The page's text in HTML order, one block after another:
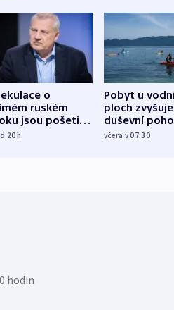
o
ruském
jsou pošetilé,
estonský
20h
Pobyt u
ploch zvyšuje
duševní
ukázala
včera v 07:30
hodin